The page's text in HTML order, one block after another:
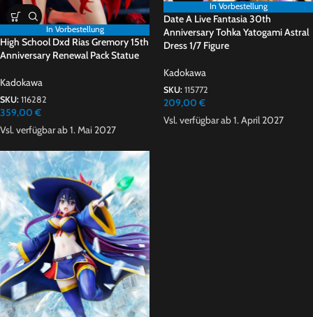
In Vorbestellung
High School Dxd Rias Gremory 15th
Anniversary Renewal Pack Statue
Kadokawa
SKU: 116282
359,00 €
Vsl. verfügbar ab 1. Mai 2027
In Vorbestellung
Date A Live Fantasia 30th
Anniversary Tohka Yatogami Astral
Dress 1/7 Figure
Kadokawa
SKU: 115772
209,00 €
Vsl. verfügbar ab 1. April 2027